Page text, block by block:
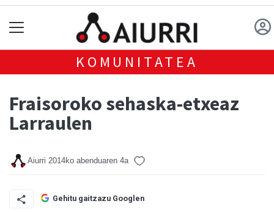
KOMUNITATEA
Fraisoroko sehaska-etxeaz
Larraulen
Aiurri 2014ko abenduaren 4a
Gehitu gaitzazu Googlen